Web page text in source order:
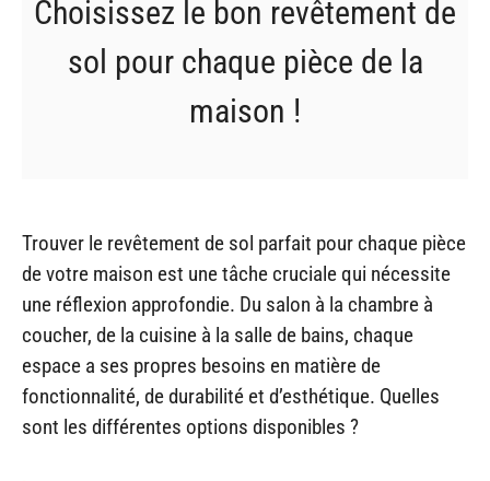
Choisissez le bon revêtement de
sol pour chaque pièce de la
maison !
Trouver le revêtement de sol parfait pour chaque pièce
de votre maison est une tâche cruciale qui nécessite
une réflexion approfondie. Du salon à la chambre à
coucher, de la cuisine à la salle de bains, chaque
espace a ses propres besoins en matière de
fonctionnalité, de durabilité et d’esthétique. Quelles
sont les différentes options disponibles ?